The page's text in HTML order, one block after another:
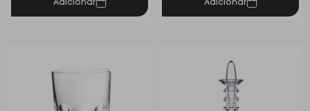
Adicionar Adicionar